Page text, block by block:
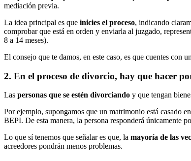
mediación previa.
La idea principal es que inicies el proceso, indicando
comprobar que está en orden y enviarla al juzgado,
8 a 14 meses).
El consejo que te damos, en este caso, es que cuentes con
2. En el proceso de divorcio, hay que hacer
Las personas que se estén divorciando y que tengan
Por ejemplo, supongamos que un matrimonio está casado
BEPI. De esta manera, la persona responderá únicamente
Lo que sí tenemos que señalar es que, la mayoría de las
acreedores pondrán menos problemas.